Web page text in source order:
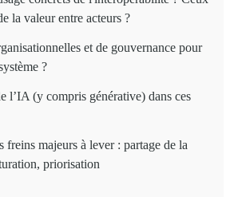
la valeur entre acteurs ?
et de gouvernance pour
?
l’IA (y compris générative) dans ces
majeurs à lever : partage de la
priorisation